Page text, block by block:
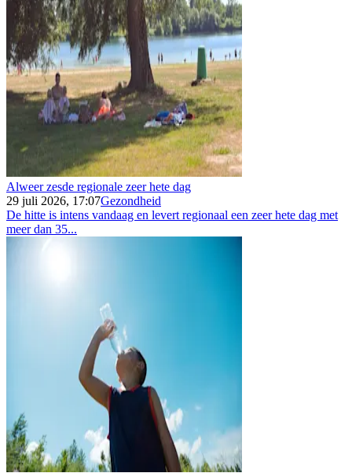
Alweer zesde regionale zeer hete dag
29 juli 2026, 17:07Gezondheid
De hitte is intens vandaag en levert regionaal een zeer hete dag met
meer dan 35...